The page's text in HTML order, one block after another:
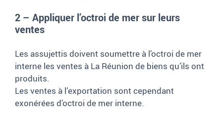
2 – Appliquer l’octroi de mer sur leurs
ventes
Les assujettis doivent soumettre à l’octroi de mer
interne les ventes à La Réunion de biens qu’ils ont
produits.
Les ventes à l’exportation sont cependant
exonérées d’octroi de mer interne.